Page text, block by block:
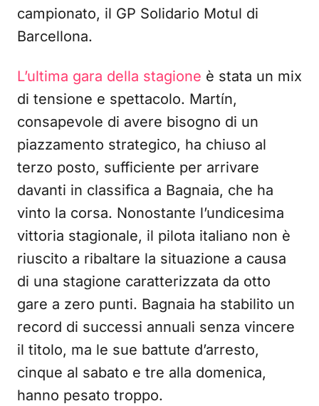
campionato, il GP Solidario Motul di
Barcellona.
L’ultima gara della stagione è stata un mix
di tensione e spettacolo. Martín,
consapevole di avere bisogno di un
piazzamento strategico, ha chiuso al
terzo posto, sufficiente per arrivare
davanti in classifica a Bagnaia, che ha
vinto la corsa. Nonostante l’undicesima
vittoria stagionale, il pilota italiano non è
riuscito a ribaltare la situazione a causa
di una stagione caratterizzata da otto
gare a zero punti. Bagnaia ha stabilito un
record di successi annuali senza vincere
il titolo, ma le sue battute d’arresto,
cinque al sabato e tre alla domenica,
hanno pesato troppo.